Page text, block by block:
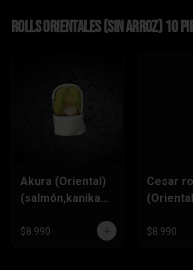
Rolls Orientales (SIN ARROZ) 10
Akura (Oriental)
(salmón,kanikam
e)
$8.990
Cesar
$8.990